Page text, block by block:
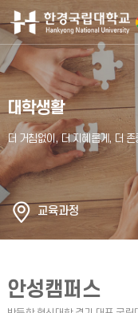
대학생활
교육과정
안성캠퍼스